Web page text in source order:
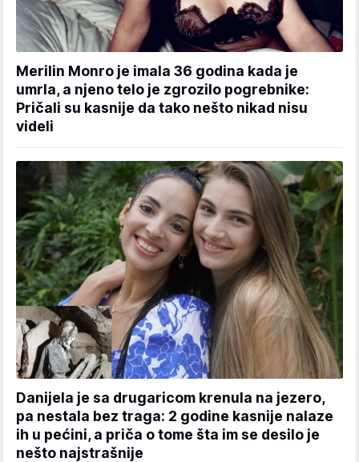
Merilin Monro je imala 36 godina kada je
umrla, a njeno telo je zgrozilo pogrebnike:
Pričali su kasnije da tako nešto nikad nisu
videli
Danijela je sa drugaricom krenula na jezero,
pa nestala bez traga: 2 godine kasnije nalaze
ih u pećini, a priča o tome šta im se desilo je
nešto najstrašnije